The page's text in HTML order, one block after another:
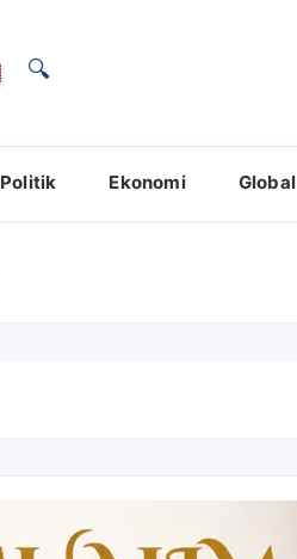
🔍
Politik Ekonomi Global